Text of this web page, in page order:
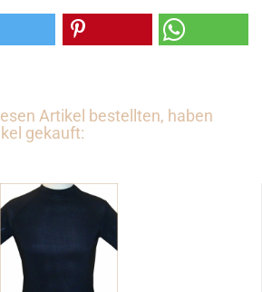
Artikel bestellten, haben
gekauft: